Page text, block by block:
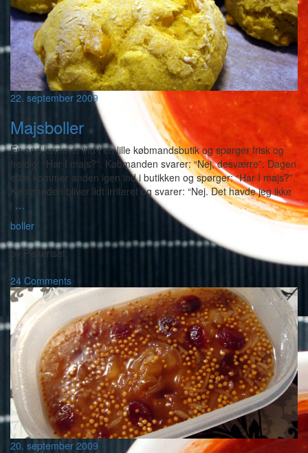
22. september 2009
Majsboller
En and kommer ind i en lille købmandsbutik og spørger frisk og
frejdig: “Har I majs?”. Købmanden svarer: “Nej, desværre”. Dagen
efter kommer anden igen ind i butikken og spørger: “Har I majs?”.
Købmanden bliver lidt irriteret og svarer: “Nej. Det havde jeg ikke
i …
boller
-
byPiskeriset
-
24 Comments
20. september 2009